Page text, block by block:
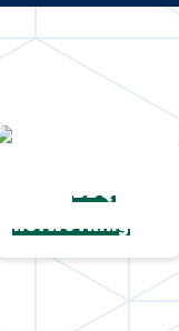
BBQ
networking